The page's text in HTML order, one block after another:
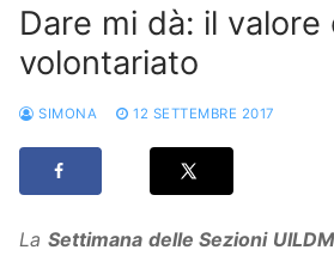
Dare mi dà: il valore
volontariato
SIMONA 12 SETTEMBRE 2017
La Settimana delle Sezioni